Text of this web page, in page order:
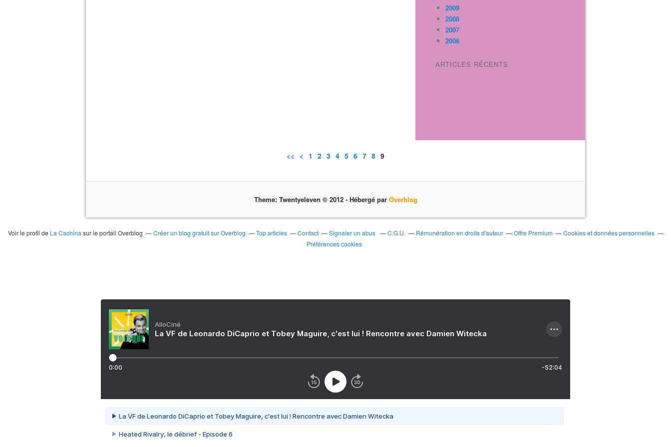
2009
2008
2007
2006
ARTICLES RÉCENTS
<< < 1 2 3 4 5 6 7 8 9
Theme: Twentyeleven © 2012 - Hébergé par Overblog
Voir le profil de La Cachina sur le portail Overblog Créer un blog gratuit sur Overblog Top articles Contact Signaler un abus C.G.U. Rémunération en droits d'auteur Offre Premium
Cookies et données personnelles
Préférences cookies
AlloCiné
La VF de Leonardo DiCaprio et Tobey Maguire, c'est lui ! Rencontre avec Damien Witecka
0:00 -52:04
La VF de Leonardo DiCaprio et Tobey Maguire, c'est lui ! Rencontre avec Damien Witecka
Heated Rivalry, le débrief - Episode 6